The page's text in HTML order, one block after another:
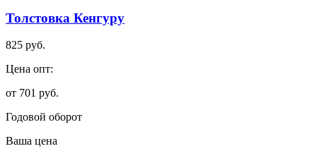
Толстовка Кенгуру
825 руб.
Цена опт:
от 701 руб.
Годовой оборот
Ваша цена